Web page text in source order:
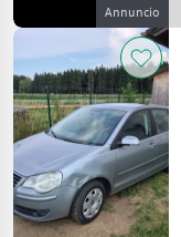
Annuncio